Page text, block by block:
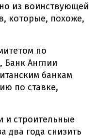
из воинствующей
которые, похоже,
по
Банк Англии
банкам
по ставке,
и строительные
два года снизить